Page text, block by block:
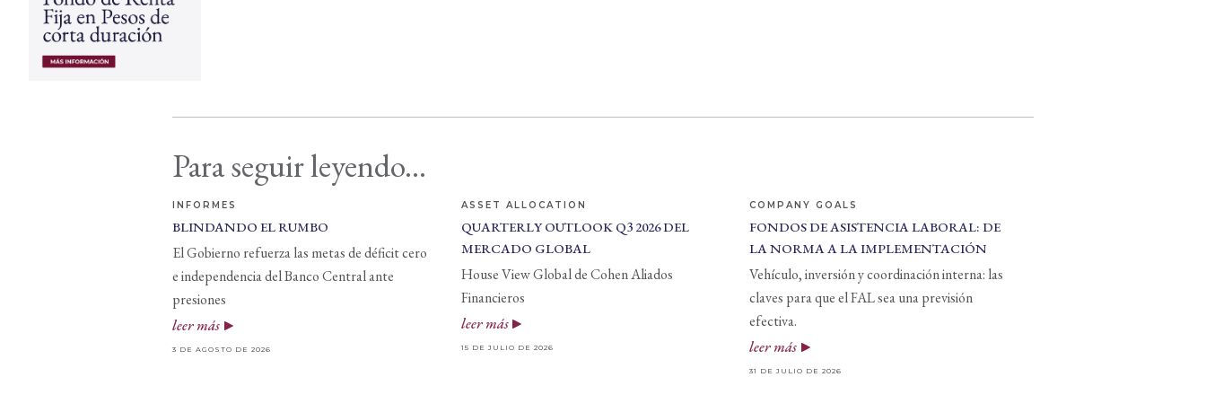
Para seguir leyendo...
INFORMES
BLINDANDO EL RUMBO
El Gobierno refuerza las metas de déficit cero
e independencia del Banco Central ante
presiones
leer más
3 DE AGOSTO DE 2026
ASSET ALLOCATION
QUARTERLY OUTLOOK Q3 2026 DEL
MERCADO GLOBAL
House View Global de Cohen Aliados
Financieros
leer más
15 DE JULIO DE 2026
COMPANY GOALS
FONDOS DE ASISTENCIA LABORAL: DE
LA NORMA A LA IMPLEMENTACIÓN
Vehículo, inversión y coordinación interna: las
claves para que el FAL sea una previsión
efectiva.
leer más
31 DE JULIO DE 2026